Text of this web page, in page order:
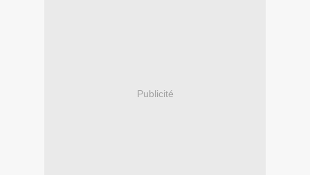
Publicité